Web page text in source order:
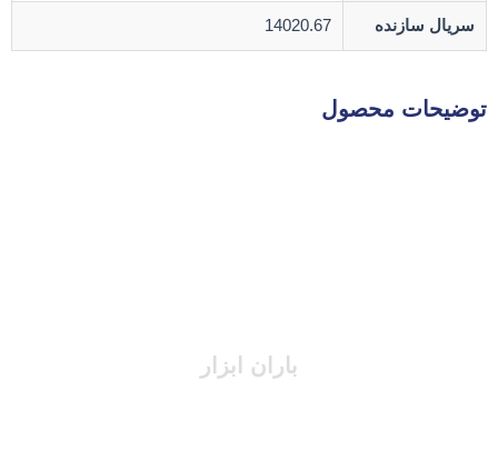
سریال سازنده 14020.67
توضیحات محصول
باران ابزار